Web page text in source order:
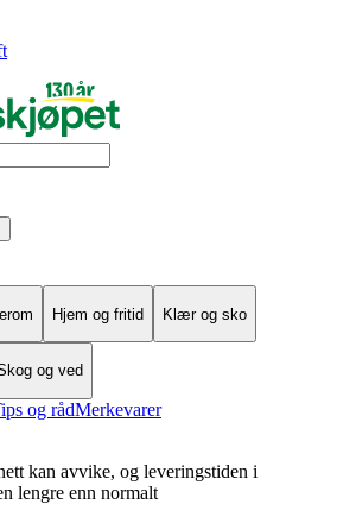
Hjem og fritid Klær og sko
og ved
og rådMerkevarer
kan avvike, og leveringstiden i
lengre enn normalt